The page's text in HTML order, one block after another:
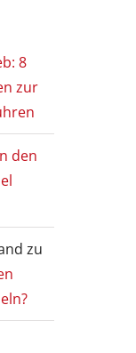
8
zur
den
zu